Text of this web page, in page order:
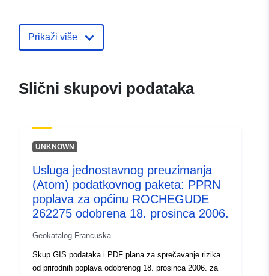
eb68688598e2
Tip:
Resurs:
http://inspire.ec.europa.eu/
codelist/SpatialDataServiceType/
Prikaži više
Slični skupovi podataka
UNKNOWN
Usluga jednostavnog preuzimanja
(Atom) podatkovnog paketa: PPRN
poplava za općinu ROCHEGUDE
262275 odobrena 18. prosinca 2006.
Geokatalog Francuska
Skup GIS podataka i PDF plana za sprečavanje rizika
od prirodnih poplava odobrenog 18. prosinca 2006. za